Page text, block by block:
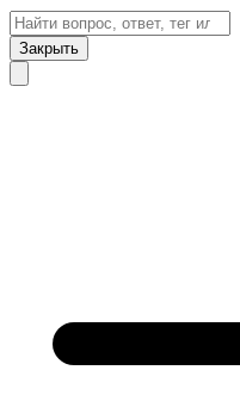
Закрыть